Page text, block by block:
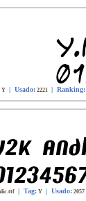
Y | Usado: 2221 | Ranking:
| Tag: Y | Usado: 2057